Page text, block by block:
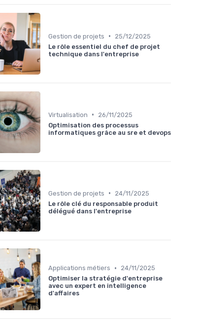
Gestion de projets •
25/12/2025
Le rôle essentiel du chef de projet
technique dans l'entreprise
Virtualisation •
26/11/2025
Optimisation des processus
informatiques grâce au sre et devops
Gestion de projets •
24/11/2025
Le rôle clé du responsable produit
délégué dans l'entreprise
Applications métiers •
24/11/2025
Optimiser la stratégie d'entreprise
avec un expert en intelligence
d'affaires